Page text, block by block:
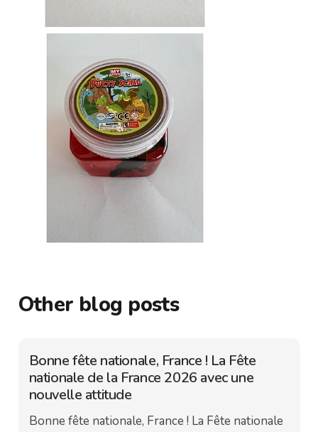
Other blog posts
Bonne fête nationale, France ! La Fête
nationale de la France 2026 avec une
nouvelle attitude
Bonne fête nationale, France ! La Fête nationale